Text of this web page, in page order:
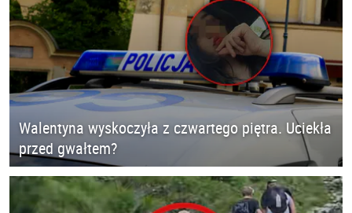
Walentyna wyskoczyła z czwartego piętra. Uciekła
przed gwałtem?